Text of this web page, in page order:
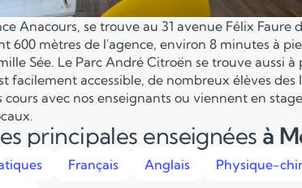
Anacours, se trouve au 31 avenue Félix Faure
600 mètres de l'agence, environ 8 minutes à
Sée. Le Parc André Citroën se trouve aussi
facilement accessible, de nombreux élèves des
cours avec nos enseignants ou viennent en
principales enseignées à
Français Anglais Physique-